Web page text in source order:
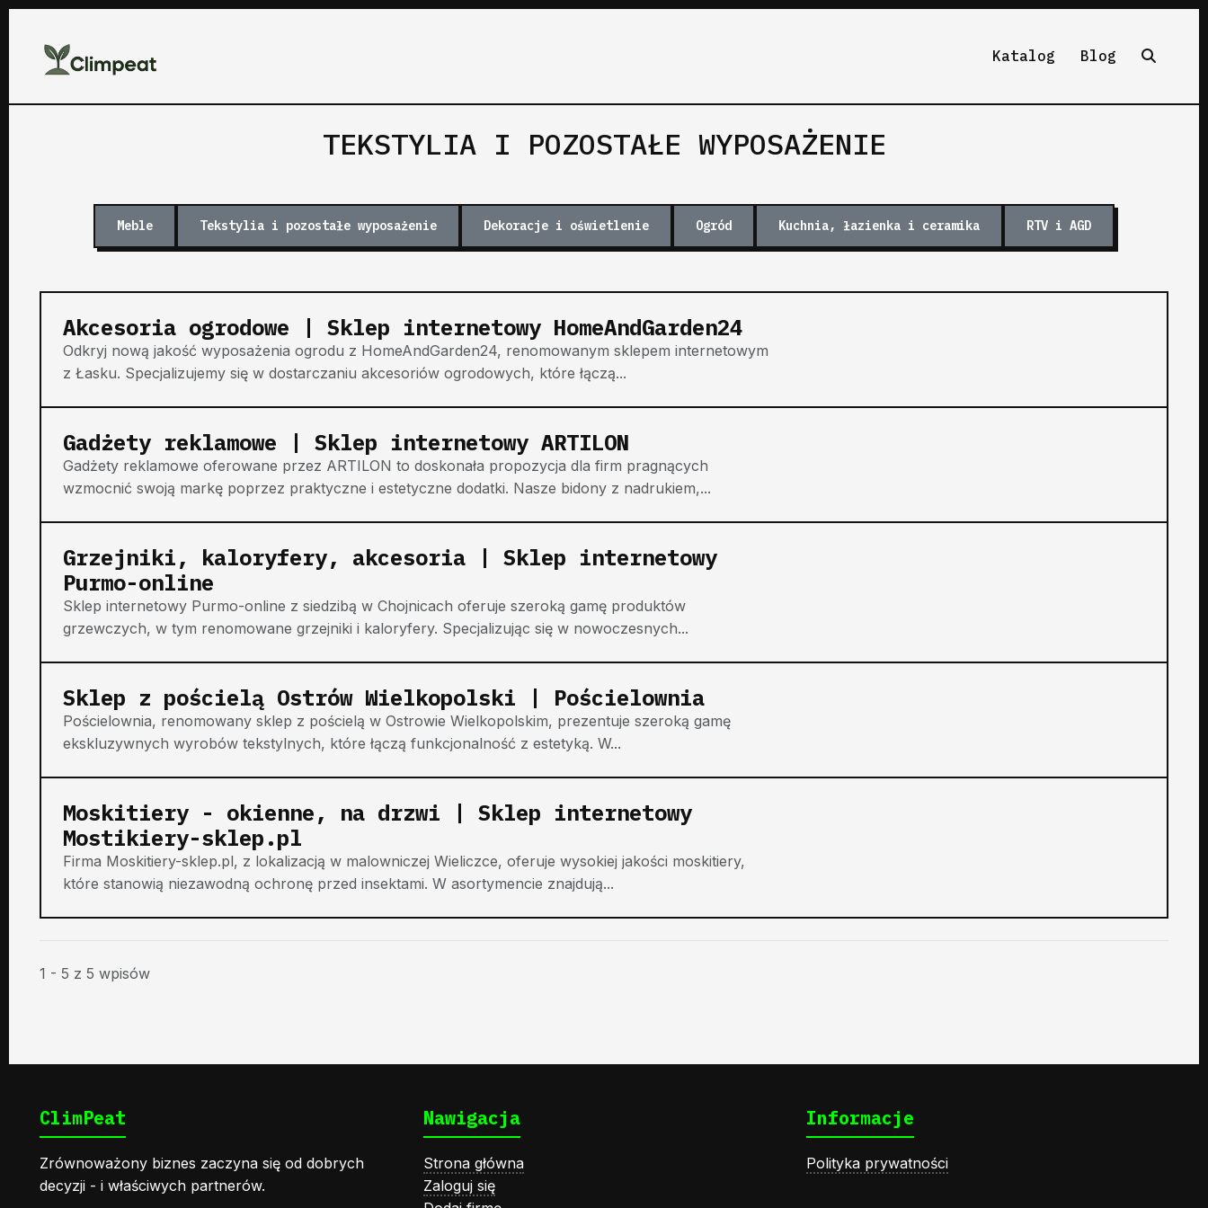
Katalog Blog
TEKSTYLIA I POZOSTAŁE WYPOSAŻENIE
Meble Tekstylia i pozostałe wyposażenie Dekoracje i oświetlenie Ogród Kuchnia, łazienka i ceramika RTV i AGD
Akcesoria ogrodowe | Sklep internetowy HomeAndGarden24
Odkryj nową jakość wyposażenia ogrodu z HomeAndGarden24, renomowanym sklepem internetowym
z Łasku. Specjalizujemy się w dostarczaniu akcesoriów ogrodowych, które łączą...
Gadżety reklamowe | Sklep internetowy ARTILON
Gadżety reklamowe oferowane przez ARTILON to doskonała propozycja dla firm pragnących
wzmocnić swoją markę poprzez praktyczne i estetyczne dodatki. Nasze bidony z nadrukiem,...
Grzejniki, kaloryfery, akcesoria | Sklep internetowy
Purmo-online
Sklep internetowy Purmo-online z siedzibą w Chojnicach oferuje szeroką gamę produktów
grzewczych, w tym renomowane grzejniki i kaloryfery. Specjalizując się w nowoczesnych...
Sklep z pościelą Ostrów Wielkopolski | Pościelownia
Pościelownia, renomowany sklep z pościelą w Ostrowie Wielkopolskim, prezentuje szeroką gamę
ekskluzywnych wyrobów tekstylnych, które łączą funkcjonalność z estetyką. W...
Moskitiery - okienne, na drzwi | Sklep internetowy
Mostikiery-sklep.pl
Firma Moskitiery-sklep.pl, z lokalizacją w malowniczej Wieliczce, oferuje wysokiej jakości moskitiery,
które stanowią niezawodną ochronę przed insektami. W asortymencie znajdują...
1 - 5 z 5 wpisów
ClimPeat
Zrównoważony biznes zaczyna się od dobrych
decyzji - i właściwych partnerów.
Nawigacja
Strona główna
Zaloguj się
Informacje
Polityka prywatności